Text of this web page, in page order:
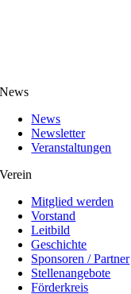
News
News
Newsletter
Veranstaltungen
Verein
Mitglied werden
Vorstand
Leitbild
Geschichte
Sponsoren / Partner
Stellenangebote
Förderkreis